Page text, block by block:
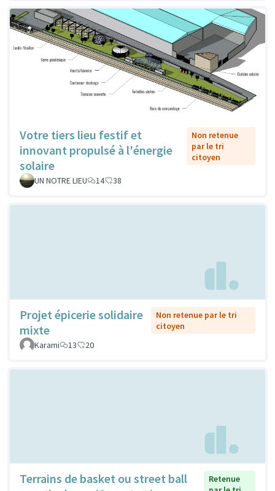
Votre tiers lieu festif et
innovant propulsé à l'énergie
solaire
Non retenue
par le tri
citoyen
UN NOTRE LIEU 14 38
Projet épicerie solidaire
mixte
Non retenue par le tri
citoyen
Karami
13 20
Terrains de basket ou street ball
Retenue